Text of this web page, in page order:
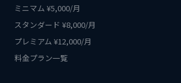
ミニマム ¥5,000/月
スタンダード ¥8,000/月
プレミアム ¥12,000/月
料金プラン一覧